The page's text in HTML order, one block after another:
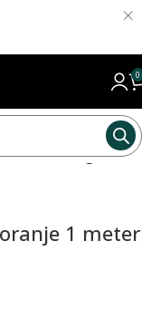
×
0
Benzineslang
1 meter